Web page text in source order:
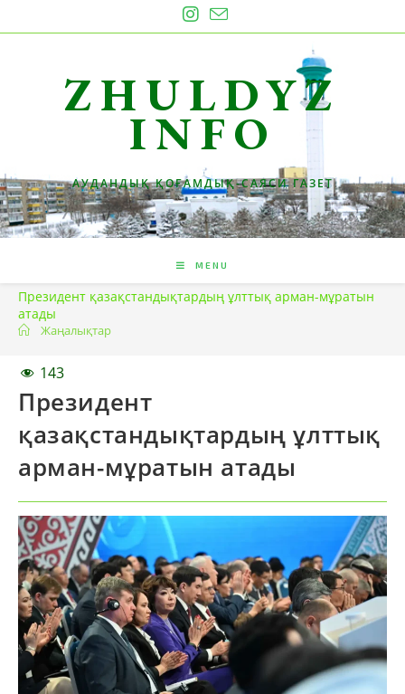
to
ZHULDYZ
INFO
АУДАНДЫҚ ҚОҒАМДЫҚ-САЯСИ ГАЗЕТ
MENU
Президент қазақстандықтардың ұлттық арман-мұратын
атады
Жаңалықтар
143
Президент
қазақстандықтардың ұлттық
арман-мұратын атады